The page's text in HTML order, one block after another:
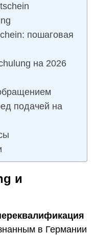
пошаговая
на 2026
подачей на
и
в Германии